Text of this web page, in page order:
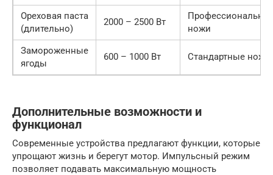
Ореховая паста
(длительно)
2000 – 2500 Вт
ножи
Замороженные
ягоды
600 – 1000 Вт Стандартные ножи
Дополнительные возможности и
функционал
Современные устройства предлагают функции, которые
упрощают жизнь и берегут мотор. Импульсный режим
позволяет подавать максимальную мощность